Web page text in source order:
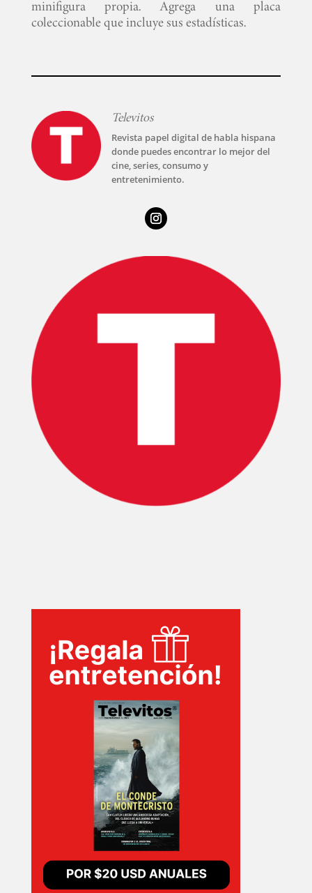
INICIO
TECNOVITOS
minifigura propia. Agrega una placa
coleccionable que incluye sus estadísticas.
Televitos
Revista papel digital de habla hispana
donde puedes encontrar lo mejor del
cine, series, consumo y
entretenimiento.